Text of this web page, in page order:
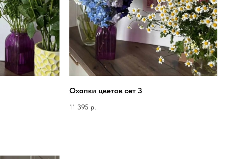
Охапки цветов сет 3
11 395 р.